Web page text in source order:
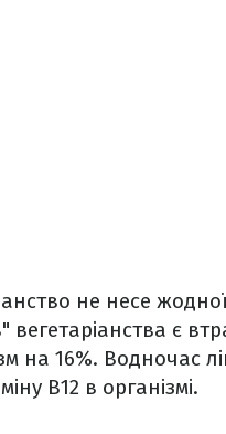
не несе
є
на 16%. Водночас
B12 в організмі.